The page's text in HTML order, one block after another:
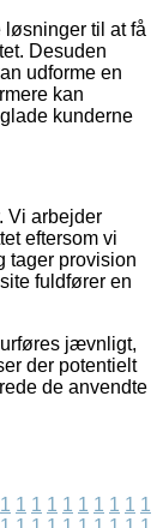
til at få
Desuden
udforme en
kan
kunderne
Vi arbejder
eftersom vi
tager provision
fuldfører en
jævnligt,
der potentielt
de anvendte
1 1 1 1 1 1 1 1 1 1